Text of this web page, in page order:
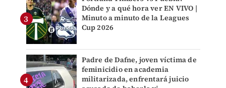
Dónde y a qué hora ver EN VIVO |
Minuto a minuto de la Leagues
Cup 2026
Padre de Dafne, joven víctima de
feminicidio en academia
militarizada, enfrentará juicio